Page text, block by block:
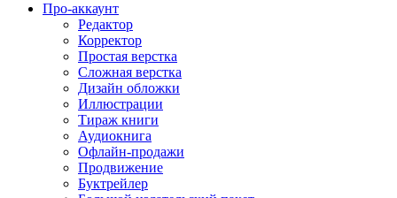
Про-аккаунт
Редактор
Корректор
Простая верстка
Сложная верстка
Дизайн обложки
Иллюстрации
Тираж книги
Аудиокнига
Офлайн-продажи
Продвижение
Буктрейлер